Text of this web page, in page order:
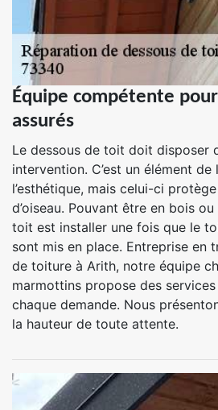
Équipe compétente
assurés
Le dessous de toit doit disposer
intervention. C’est un élément
l’esthétique, mais celui-ci
d’oiseau. Pouvant être en bois
toit est installer une fois que le
sont mis en place. Entreprise en
de toiture à Arith, notre équipe
marmottins propose des
chaque demande. Nous
la hauteur de toute attente.